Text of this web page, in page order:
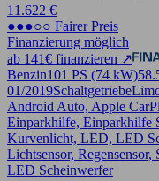
11.622 €
●●●○○ Fairer Preis
Finanzierung möglich
ab 141€ finanzieren ↗
Benzin101 PS (74 kW)
01/2019Schaltgetriebe
Android Auto, Apple
Einparkhilfe, Einparkhilfe
Kurvenlicht, LED, LED
Lichtsensor,
LED Scheinwerfer